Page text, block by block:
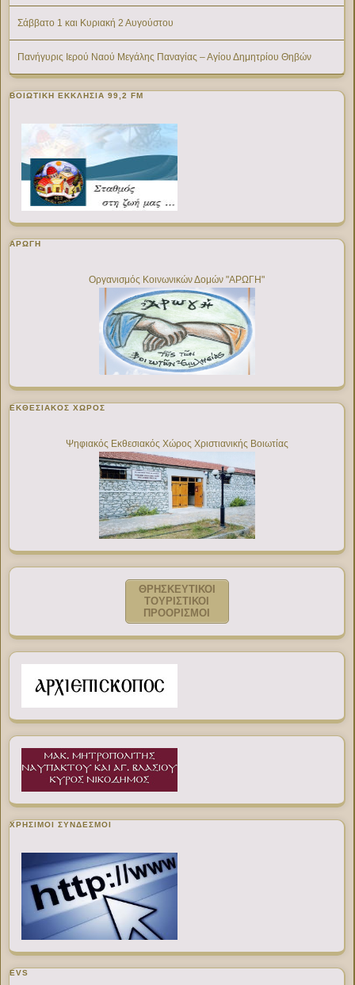
Σάββατο 1 και Κυριακή 2 Αυγούστου
Πανήγυρις Ιερού Ναού Μεγάλης Παναγίας – Αγίου Δημητρίου Θηβών
ΒΟΙΩΤΙΚΉ ΕΚΚΛΗΣΊΑ 99,2 FM
ΑΡΩΓΗ
Οργανισμός Κοινωνικών Δομών "ΑΡΩΓΗ"
ΕΚΘΕΣΙΑΚΌΣ ΧΏΡΟΣ
Ψηφιακός Εκθεσιακός Χώρος Χριστιανικής Βοιωτίας
ΘΡΗΣΚΕΥΤΙΚΟΙ
ΤΟΥΡΙΣΤΙΚΟΙ
ΠΡΟΟΡΙΣΜΟΙ
ΧΡΉΣΙΜΟΙ ΣΎΝΔΕΣΜΟΙ
EVS